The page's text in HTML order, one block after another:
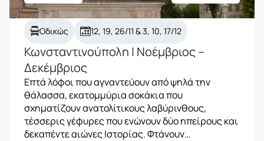
Οδικώς 12, 19, 26/11 & 3, 10, 17/12
Κωνσταντινούπολη | Νοέμβριος –
Δεκέμβριος
Επτά λόφοι που αγναντεύουν από ψηλά την
θάλασσα, εκατομμύρια σοκάκια που
σχηματίζουν ανατολίτικους λαβύρινθους,
τέσσερις γέφυρες που ενώνουν δύο ηπείρους και
δεκαπέντε αιώνες Ιστορίας. Φτάνουν…